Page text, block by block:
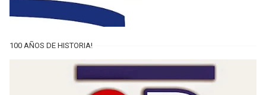
100 AÑOS DE HISTORIA!